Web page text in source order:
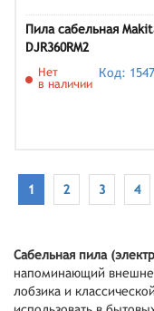
Пила сабельная
DJR360RM2
Нет
в наличии
Код:
1 2 3 4
Сабельная пила
напоминающий
лобзика и